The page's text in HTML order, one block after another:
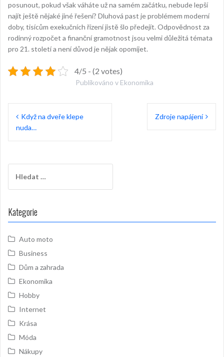
posunout, pokud však váháte už na samém začátku, nebude lepší
najít ještě nějaké jiné řešení? Dluhová past je problémem moderní
doby, tisícům exekučních řízení jistě šlo předejít. Odpovědnost za
rodinný rozpočet a finanční gramotnost jsou velmi důležitá témata
pro 21. století a není důvod je nějak opomíjet.
4/5 - (2 votes)
Publikováno v Ekonomika
Navigace
proKdyž na dveře klepe
nuda…
Zdroje napájení
Kategorie
Auto moto
Business
Dům a zahrada
Ekonomika
Hobby
Internet
Krása
Móda
Nákupy